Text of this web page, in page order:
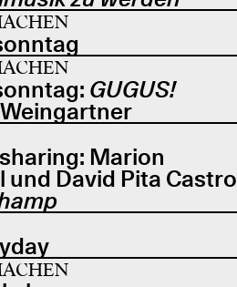
GUGUS!
Marion
und David Pita Castro